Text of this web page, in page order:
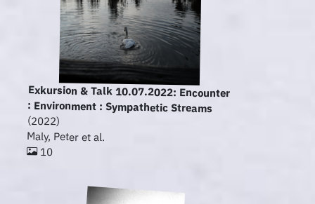
Exkursion & Talk 10.07.2022: Encounter
: Environment : Sympathetic Streams
(2022)
Maly, Peter et al.
10